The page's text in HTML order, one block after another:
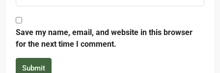
Save my name, email, and website in this browser
for the next time I comment.
Submit